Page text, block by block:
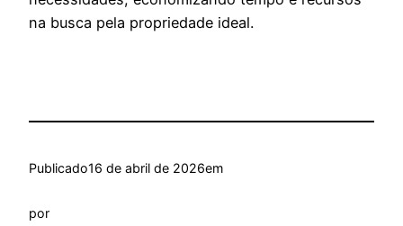
na busca pela propriedade ideal.
Publicado16 de abril de 2026em
por